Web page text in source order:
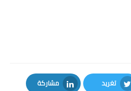
تغريد مشاركة